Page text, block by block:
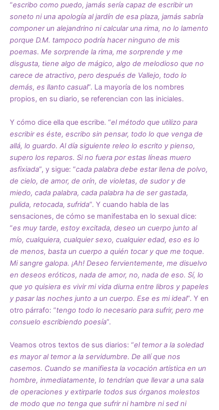
“escribo como puedo, jamás sería capaz de escribir un
soneto ni una apología al jardín de esa plaza, jamás sabría
componer un alejandrino ni calcular una rima, no lo lamento
porque D.M. tampoco podría hacer ninguno de mis
poemas. Me sorprende la rima, me sorprende y me
disgusta, tiene algo de mágico, algo de melodioso que no
carece de atractivo, pero después de Vallejo, todo lo
demás, es llanto casual”. La mayoría de los nombres
propios, en su diario, se referencian con las iniciales.
Y cómo dice ella que escribe. “el método que utilizo para
escribir es éste, escribo sin pensar, todo lo que venga de
allá, lo guardo. Al día siguiente releo lo escrito y pienso,
supero los reparos. Si no fuera por estas líneas muero
asfixiada”, y sigue: “cada palabra debe estar llena de polvo,
de cielo, de amor, de orín, de violetas, de sudor y de
miedo, cada palabra, cada palabra ha de ser gastada,
pulida, retocada, sufrida”. Y cuando habla de las
sensaciones, de cómo se manifestaba en lo sexual dice:
“es muy tarde, estoy excitada, deseo un cuerpo junto al
mío, cualquiera, cualquier sexo, cualquier edad, eso es lo
de menos, basta un cuerpo a quién tocar y que me toque.
Mi sangre galopa. ¡Ah! Deseo fervientemente, me disuelvo
en deseos eróticos, nada de amor, no, nada de eso. Sí, lo
que yo quisiera es vivir mi vida diurna entre libros y papeles
y pasar las noches junto a un cuerpo. Ese es mi ideal”. Y en
otro párrafo: “tengo todo lo necesario para sufrir, pero me
consuelo escribiendo poesía”.
Veamos otros textos de sus diarios: “el temor a la soledad
es mayor al temor a la servidumbre. De allí que nos
casemos. Cuando se manifiesta la vocación artística en un
hombre, inmediatamente, lo tendrían que llevar a una sala
de operaciones y extirparle todos sus órganos molestos
de modo que no tenga que sufrir ni hambre ni sed ni